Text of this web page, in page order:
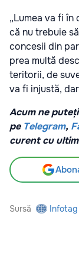
„Lumea va fi
că nu trebuie
concesii din
prea multă
teritorii, de
va fi injustă,
Acum ne
pe Telegram,
curent cu
Sursă Infotag